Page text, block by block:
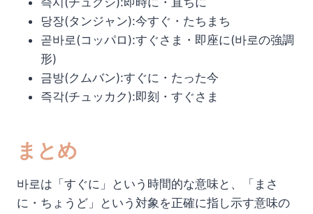
당장(タンジャン):今すぐ・たちまち
곧바로(コッパロ):すぐさま・即座に(바로の強調
形)
금방(クムバン):すぐに・たった今
즉각(チュッカク):即刻・すぐさま
まとめ
바로は「すぐに」という時間的な意味と、「まさ
に・ちょうど」という対象を正確に指し示す意味の